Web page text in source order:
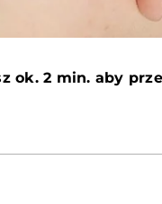
ok. 2 min. aby